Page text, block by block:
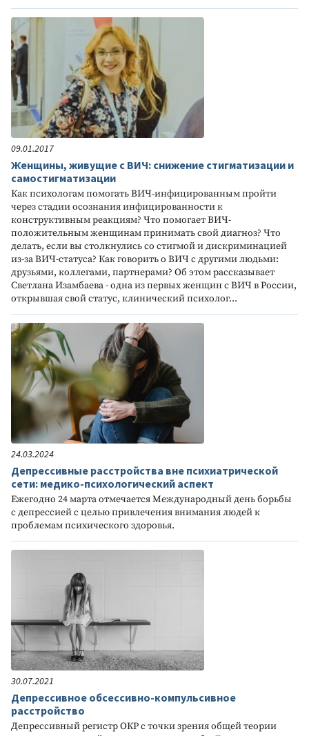
09.01.2017
Женщины, живущие с ВИЧ: снижение стигматизации и
самостигматизации
Как психологам помогать ВИЧ-инфицированным пройти
через стадии осознания инфицированности к
конструктивным реакциям? Что помогает ВИЧ-
положительным женщинам принимать свой диагноз? Что
делать, если вы столкнулись со стигмой и дискриминацией
из-за ВИЧ-статуса? Как говорить о ВИЧ с другими людьми:
друзьями, коллегами, партнерами? Об этом рассказывает
Светлана Изамбаева - одна из первых женщин с ВИЧ в России,
открывшая свой статус, клинический психолог...
24.03.2024
Депрессивные расстройства вне психиатрической
сети: медико-психологический аспект
Ежегодно 24 марта отмечается Международный день борьбы
с депрессией с целью привлечения внимания людей к
проблемам психического здоровья.
30.07.2021
Депрессивное обсессивно-компульсивное
расстройство
Депрессивный регистр ОКР с точки зрения общей теории